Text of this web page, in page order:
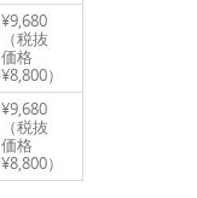
¥9,680
（税抜
価格
¥8,800）
¥9,680
（税抜
価格
¥8,800）